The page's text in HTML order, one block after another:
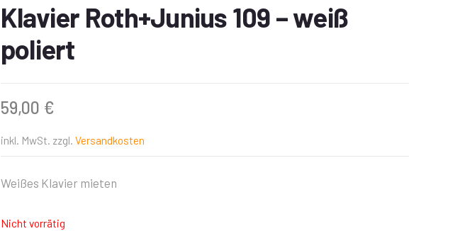
Klavier Roth+Junius 109 – weiß
poliert
59,00 €
inkl. MwSt. zzgl. Versandkosten
Weißes Klavier mieten
Nicht vorrätig